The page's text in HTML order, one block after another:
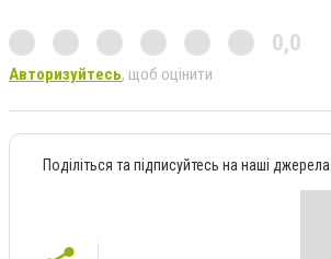
0,0
Авторизуйтесь, щоб оцінити
Поділіться та підписуйтесь на наші джерела